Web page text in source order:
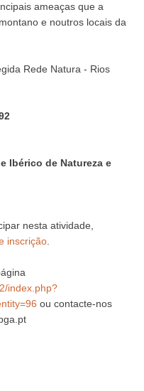
ameaças que a
e noutros locais da
Rede Natura - Rios
Ibérico de Natureza e
nesta atividade,
inscrição
index.php?
ou contacte-nos